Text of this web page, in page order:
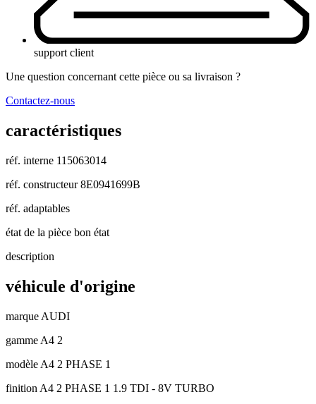
support client
Une question concernant cette pièce ou sa livraison ?
Contactez-nous
caractéristiques
réf. interne 115063014
réf. constructeur 8E0941699B
réf. adaptables
état de la pièce bon état
description
véhicule d'origine
marque AUDI
gamme A4 2
modèle A4 2 PHASE 1
finition A4 2 PHASE 1 1.9 TDI - 8V TURBO